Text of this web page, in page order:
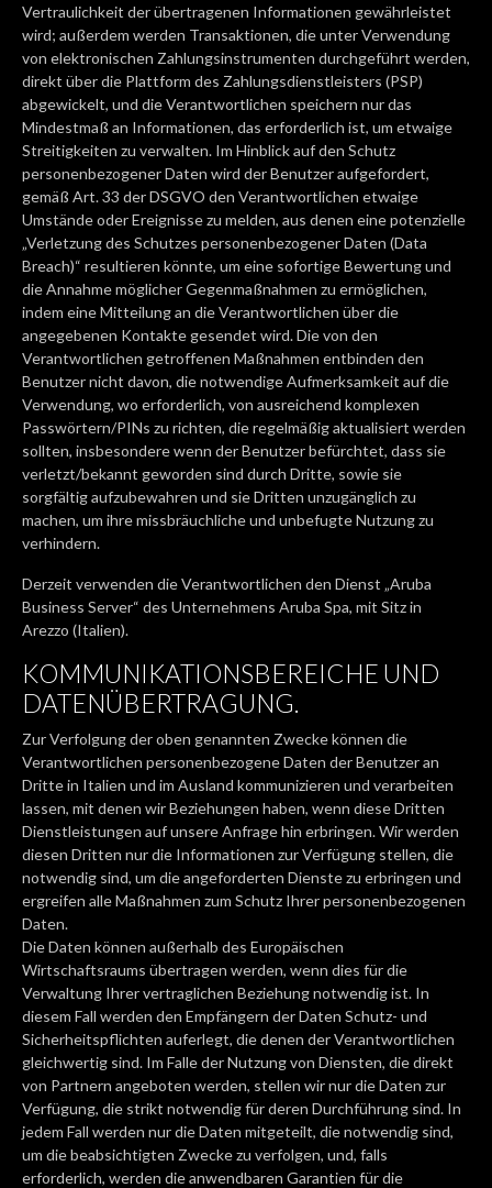
Vertraulichkeit der übertragenen Informationen gewährleistet
wird; außerdem werden Transaktionen, die unter Verwendung
von elektronischen Zahlungsinstrumenten durchgeführt werden,
direkt über die Plattform des Zahlungsdienstleisters (PSP)
abgewickelt, und die Verantwortlichen speichern nur das
Mindestmaß an Informationen, das erforderlich ist, um etwaige
Streitigkeiten zu verwalten. Im Hinblick auf den Schutz
personenbezogener Daten wird der Benutzer aufgefordert,
gemäß Art. 33 der DSGVO den Verantwortlichen etwaige
Umstände oder Ereignisse zu melden, aus denen eine potenzielle
„Verletzung des Schutzes personenbezogener Daten (Data
Breach)“ resultieren könnte, um eine sofortige Bewertung und
die Annahme möglicher Gegenmaßnahmen zu ermöglichen,
indem eine Mitteilung an die Verantwortlichen über die
angegebenen Kontakte gesendet wird. Die von den
Verantwortlichen getroffenen Maßnahmen entbinden den
Benutzer nicht davon, die notwendige Aufmerksamkeit auf die
Verwendung, wo erforderlich, von ausreichend komplexen
Passwörtern/PINs zu richten, die regelmäßig aktualisiert werden
sollten, insbesondere wenn der Benutzer befürchtet, dass sie
verletzt/bekannt geworden sind durch Dritte, sowie sie
sorgfältig aufzubewahren und sie Dritten unzugänglich zu
machen, um ihre missbräuchliche und unbefugte Nutzung zu
verhindern.
Derzeit verwenden die Verantwortlichen den Dienst „Aruba
Business Server“ des Unternehmens Aruba Spa, mit Sitz in
Arezzo (Italien).
KOMMUNIKATIONSBEREICHE UND
DATENÜBERTRAGUNG.
Zur Verfolgung der oben genannten Zwecke können die
Verantwortlichen personenbezogene Daten der Benutzer an
Dritte in Italien und im Ausland kommunizieren und verarbeiten
lassen, mit denen wir Beziehungen haben, wenn diese Dritten
Dienstleistungen auf unsere Anfrage hin erbringen. Wir werden
diesen Dritten nur die Informationen zur Verfügung stellen, die
notwendig sind, um die angeforderten Dienste zu erbringen und
ergreifen alle Maßnahmen zum Schutz Ihrer personenbezogenen
Daten.
Die Daten können außerhalb des Europäischen
Wirtschaftsraums übertragen werden, wenn dies für die
Verwaltung Ihrer vertraglichen Beziehung notwendig ist. In
diesem Fall werden den Empfängern der Daten Schutz- und
Sicherheitspflichten auferlegt, die denen der Verantwortlichen
gleichwertig sind. Im Falle der Nutzung von Diensten, die direkt
von Partnern angeboten werden, stellen wir nur die Daten zur
Verfügung, die strikt notwendig für deren Durchführung sind. In
jedem Fall werden nur die Daten mitgeteilt, die notwendig sind,
um die beabsichtigten Zwecke zu verfolgen, und, falls
erforderlich, werden die anwendbaren Garantien für die